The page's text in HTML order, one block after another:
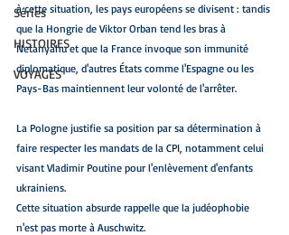
Séries
HISTOIRES
VOYAGES
à cette situation, les pays européens se divisent : tandis
que la Hongrie de Viktor Orban tend les bras à
Netanyahu et que la France invoque son immunité
diplomatique, d'autres États comme l'Espagne ou les
Pays-Bas maintiennent leur volonté de l'arrêter.
La Pologne justifie sa position par sa détermination à
faire respecter les mandats de la CPI, notamment celui
visant Vladimir Poutine pour l'enlèvement d'enfants
ukrainiens.
Cette situation absurde rappelle que la judéophobie
n'est pas morte à Auschwitz.